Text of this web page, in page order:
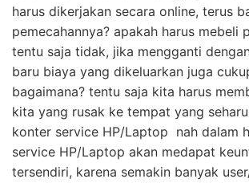
harus dikerjakan secara online, terus
pemecahannya? apakah harus mebeli
tentu saja tidak, jika mengganti
baru biaya yang dikeluarkan juga
bagaimana? tentu saja kita harus
kita yang rusak ke tempat yang
konter service HP/Laptop nah dalam
service HP/Laptop akan medapat
tersendiri, karena semakin banyak